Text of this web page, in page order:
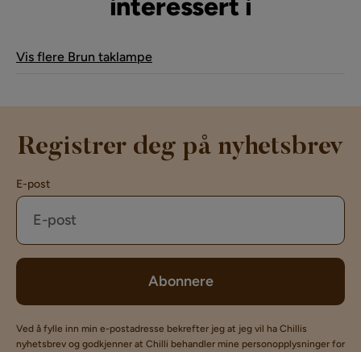
interessert i
Vis flere Brun taklampe
Registrer deg på nyhetsbrev
E-post
Abonnere
Ved å fylle inn min e-postadresse bekrefter jeg at jeg vil ha Chillis
nyhetsbrev og godkjenner at Chilli behandler mine personopplysninger for